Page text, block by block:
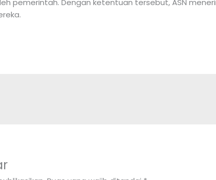
pemerintah. Dengan ketentuan tersebut, ASN